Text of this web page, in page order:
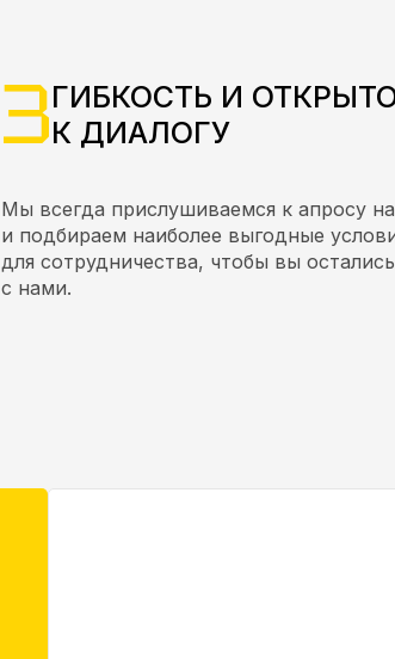
3ГИБКОСТЬ И
К ДИАЛОГУ
Мы всегда прислушиваемся к апросу
и подбираем наиболее выгодные
для сотрудничества, чтобы вы
с нами.